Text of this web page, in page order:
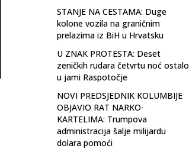
STANJE NA CESTAMA: Duge
kolone vozila na graničnim
prelazima iz BiH u Hrvatsku
U ZNAK PROTESTA: Deset
zeničkih rudara četvrtu noć ostalo
u jami Raspotočje
NOVI PREDSJEDNIK KOLUMBIJE
OBJAVIO RAT NARKO-
KARTELIMA: Trumpova
administracija šalje milijardu
dolara pomoći